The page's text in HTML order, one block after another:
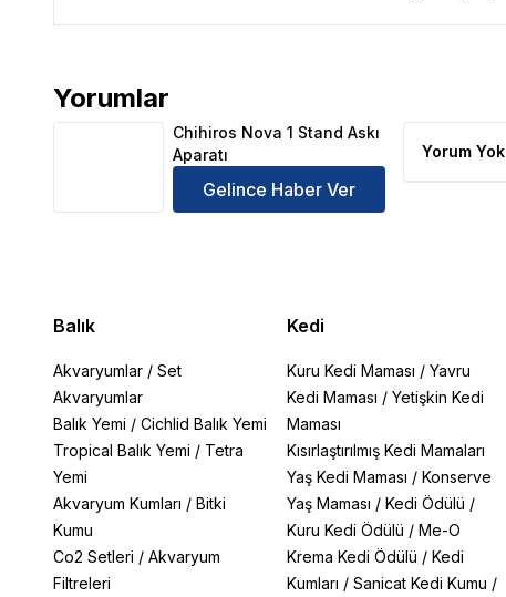
Yorumlar
Chihiros Nova 1 Stand Askı Aparatı Ürün Yorumları
Chihiros Nova 1 Stand Askı
Aparatı
Gelince Haber Ver
Yorum Yok
Balık
Akvaryumlar / Set
Akvaryumlar
Balık Yemi / Cichlid Balık Yemi
Tropical Balık Yemi / Tetra
Yemi
Akvaryum Kumları / Bitki
Kumu
Co2 Setleri / Akvaryum
Filtreleri
Kedi
Kuru Kedi Maması / Yavru
Kedi Maması / Yetişkin Kedi
Maması
Kısırlaştırılmış Kedi Mamaları
Yaş Kedi Maması / Konserve
Yaş Maması / Kedi Ödülü /
Kuru Kedi Ödülü / Me-O
Krema Kedi Ödülü / Kedi
Kumları / Sanicat Kedi Kumu /